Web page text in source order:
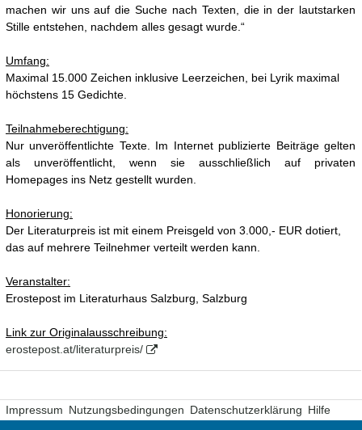
machen wir uns auf die Suche nach Texten, die in der lautstarken
Stille entstehen, nachdem alles gesagt wurde.“
Umfang:
Maximal 15.000 Zeichen inklusive Leerzeichen, bei Lyrik maximal
höchstens 15 Gedichte.
Teilnahmeberechtigung:
Nur unveröffentlichte Texte. Im Internet publizierte Beiträge gelten
als unveröffentlicht, wenn sie ausschließlich auf privaten
Homepages ins Netz gestellt wurden.
Honorierung:
Der Literaturpreis ist mit einem Preisgeld von 3.000,- EUR dotiert,
das auf mehrere Teilnehmer verteilt werden kann.
Veranstalter:
Erostepost im Literaturhaus Salzburg, Salzburg
Link zur Originalausschreibung:
erostepost.at/literaturpreis/
Impressum Nutzungsbedingungen Datenschutzerklärung Hilfe